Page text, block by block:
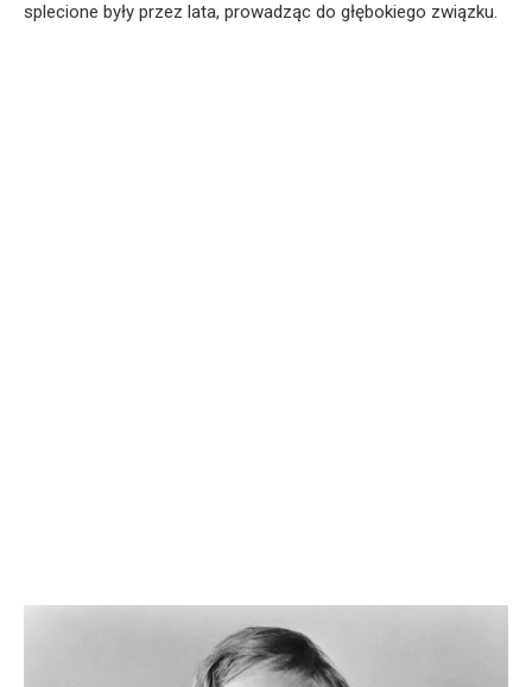
splecione były przez lata, prowadząc do głębokiego związku.